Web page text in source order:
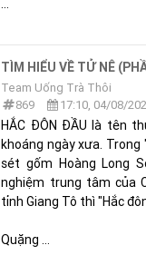
...
TÌM HIỂU VỀ TỬ NÊ
Team Uống Trà Thôi
869
17:10, 04/08/
HẮC ĐÔN ĐẦU là tên
khoáng ngày xưa.
sét gốm Hoàng Long
nghiệm trung tâm của
tỉnh Giang Tô thì "Hắc
Quặng ...